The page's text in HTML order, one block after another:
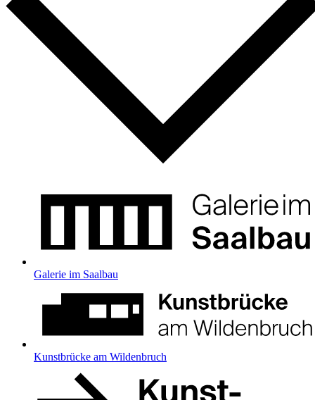
Galerie im Saalbau
Kunstbrücke am Wildenbruch